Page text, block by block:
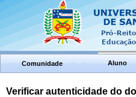
Comunidade Aluno
Verificar autenticidade do